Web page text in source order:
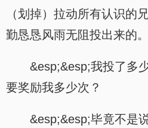
（划掉）拉动所有认识的
勤恳恳风雨无阻投出来的。
&esp;&esp;我投了多
要奖励我多少次？
&esp;&esp;毕竟不是